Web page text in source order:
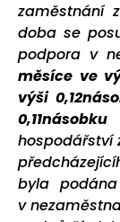
zaměstnání
doba se
podpora v
měsíce ve
výši
hospodářství
byla
v